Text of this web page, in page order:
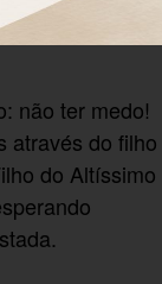
não ter medo!
através do filho
do Altíssimo